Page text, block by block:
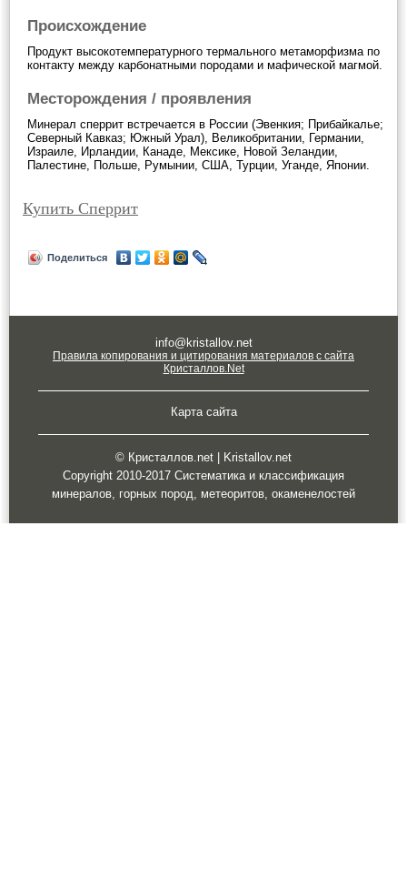
Происхождение
Продукт высокотемпературного термального метаморфизма по
контакту между карбонатными породами и мафической магмой.
Месторождения / проявления
Минерал сперрит встречается в России (Эвенкия; Прибайкалье;
Северный Кавказ; Южный Урал), Великобритании, Германии,
Израиле, Ирландии, Канаде, Мексике, Новой Зеландии,
Палестине, Польше, Румынии, США, Турции, Уганде, Японии.
Купить Сперрит
Поделиться
info@kristallov.net
Правила копирования и цитирования материалов с сайта
Кристаллов.Net
Карта сайта
© Кристаллов.net | Kristallov.net
Copyright 2010-2017 Систематика и классификация
минералов, горных пород, метеоритов, окаменелостей